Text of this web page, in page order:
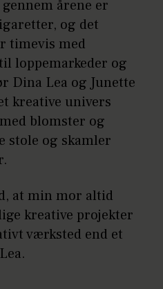
årene er
og det
timevis med
loppemarkeder og
Dina Lea og Junette
kreative univers
blomster og
stole og skamler
at min mor altid
kreative projekter
værksted end et